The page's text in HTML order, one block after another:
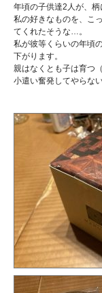
年頃の子供達2人が、柄
私の好きなものを、こ
てくれたそうな…。
私が彼等くらいの年頃
下がります。
親はなくとも子は育つ（
小遣い奮発してやらな